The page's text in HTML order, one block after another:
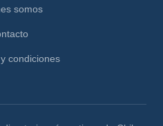
somos
condiciones